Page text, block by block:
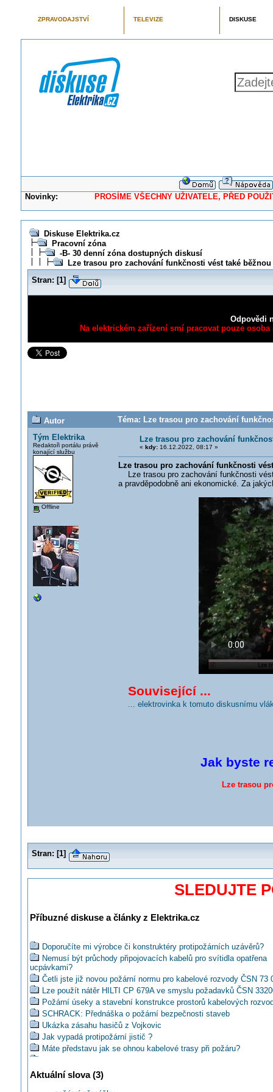
ZPRAVODAJSTVÍ TELEVIZE DISKUSE
Novinky: PROSÍME VŠECHNY UŽIVATELE, PŘED
Diskuse Elektrika.cz
Pracovní zóna
-B- 30 denní zóna dostupných diskusí
Lze trasou pro zachování funkčnosti vést také
Stran: [1]
Odpovědi
Na elektrickém zařízení smí pracovat pouze
Autor
Téma: Lze trasou pro zachování
Tým Elektrika
Redaktoři portálu právě
konající službu
Offline
Lze trasou pro zachování
« kdy:16.12.2022, 08:17 »
Lze trasou pro zachování funkčnosti
Lze trasou pro zachování funkčnosti
a pravděpodobně ani ekonomické. Za
Související ...
... elektrovinka k tomuto diskusnímu
Jak byste
Lze trasou
Stran: [1]
SLEDUJTE
Příbuzné diskuse a články z Elektrika.cz
Doporučíte mi výrobce či konstruktéry protipožárních uzávěrů?
Nemusí být průchody připojovacích kabelů pro svítidla opatřena
ucpávkami?
Četli jste již novou požární normu pro kabelové rozvody ČSN 73
Lze použít nátěr HILTI CP 679A ve smyslu požadavků ČSN
Požární úseky a stavební konstrukce prostorů kabelových
SCHRACK: Přednáška o požární bezpečnosti staveb
Ukázka zásahu hasičů z Vojkovic
Jak vypadá protipožární jistič ?
Máte představu jak se ohnou kabelové trasy při požáru?
OBO: FireBox T krabice se zachováním funkčnosti
Aktuální slova (3)